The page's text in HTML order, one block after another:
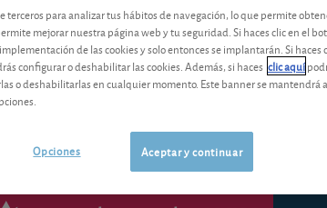
ADRs de acciones
Le mostramos en una tabla los ADRs
terceros para analizar tus hábitos de navegación, lo que permite
mejorar nuestra página web y tu seguridad. Si haces clic en el
de las cookies y solo entonces se implantarán. Si haces
configurar o deshabilitar las cookies. Además, si haces clic aquí
o deshabilitarlas en cualquier momento. Este banner se mantendrá
Aceptar y continuar
Opciones